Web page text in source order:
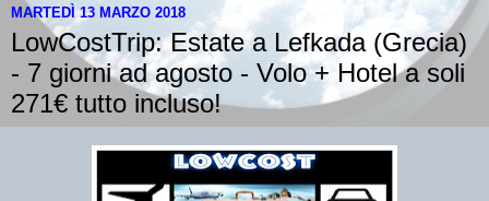
MARTEDÌ 13 MARZO 2018
LowCostTrip: Estate a Lefkada (Grecia)
- 7 giorni ad agosto - Volo + Hotel a soli
271€ tutto incluso!